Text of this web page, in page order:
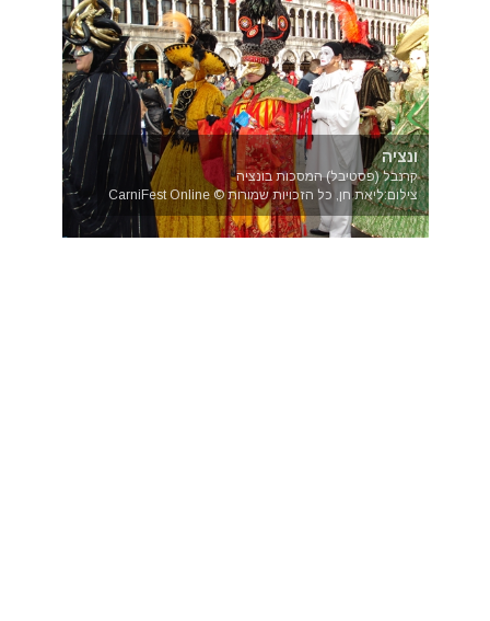
ונציה
קרנבל (פסטיבל) המסכות בונציה
צילום:ליאת חן, כל הזכויות שמורות © CarniFest Online